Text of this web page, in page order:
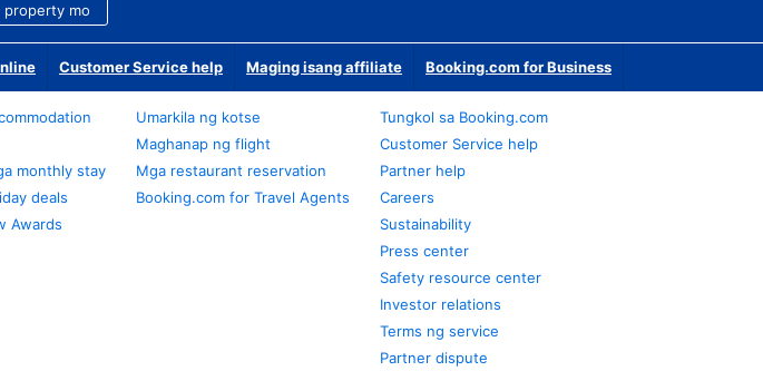
property mo
Customer Service help Maging isang affiliate Booking.com for Business
monthly stay
deals
Awards
Umarkila ng kotse
Maghanap ng flight
Mga restaurant reservation
Booking.com for Travel Agents
Tungkol sa Booking.com
Customer Service help
Partner help
Careers
Sustainability
Press center
Safety resource center
Investor relations
Terms ng service
Partner dispute